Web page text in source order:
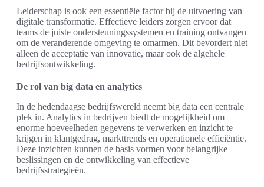
Leiderschap is ook een essentiële factor bij de uitvoering van
digitale transformatie. Effectieve leiders zorgen ervoor dat
teams de juiste ondersteuningssystemen en training ontvangen
om de veranderende omgeving te omarmen. Dit bevordert niet
alleen de acceptatie van innovatie, maar ook de algehele
bedrijfsontwikkeling.
De rol van big data en analytics
In de hedendaagse bedrijfswereld neemt big data een centrale
plek in. Analytics in bedrijven biedt de mogelijkheid om
enorme hoeveelheden gegevens te verwerken en inzicht te
krijgen in klantgedrag, markttrends en operationele efficiëntie.
Deze inzichten kunnen de basis vormen voor belangrijke
beslissingen en de ontwikkeling van effectieve
bedrijfsstrategieën.